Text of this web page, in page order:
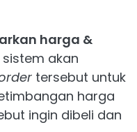
harga &
akan
tersebut untuk
harga
ingin dibeli dan